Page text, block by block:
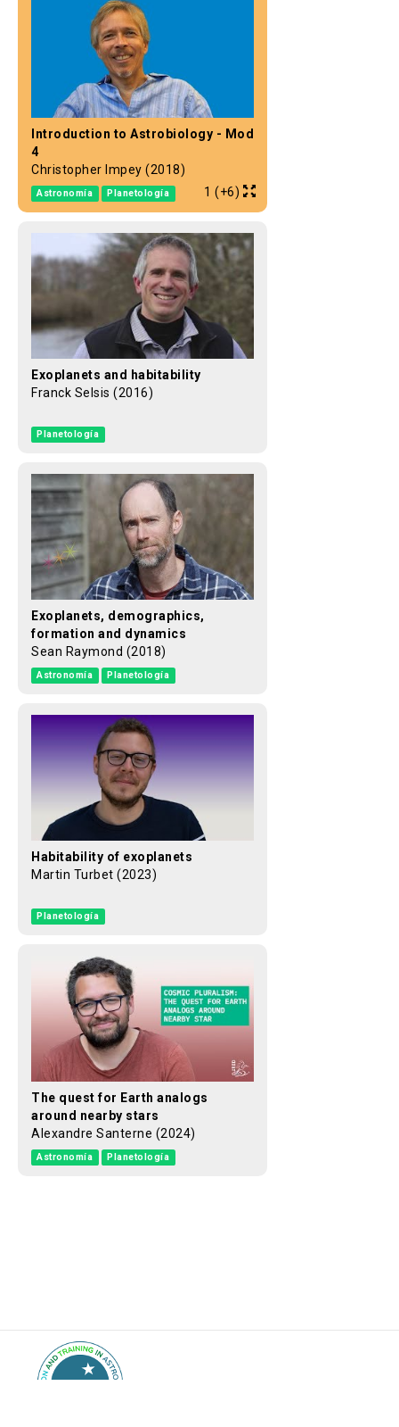
Introduction to Astrobiology - Mod
4
Christopher Impey (2018)
Astronomía Planetología 1 (+6)
Exoplanets and habitability
Franck Selsis (2016)
Planetología
Exoplanets, demographics,
formation and dynamics
Sean Raymond (2018)
Astronomía Planetología
Habitability of exoplanets
Martin Turbet (2023)
Planetología
The quest for Earth analogs
around nearby stars
Alexandre Santerne (2024)
Astronomía Planetología